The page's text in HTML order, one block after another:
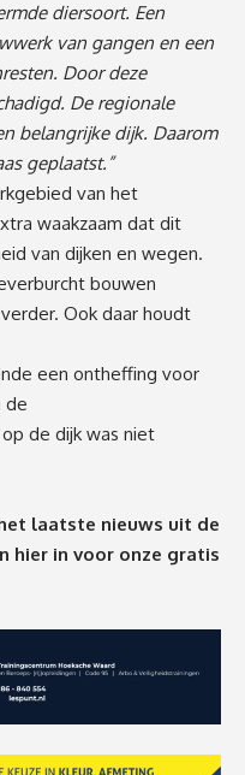
diersoort. Een
van gangen en een
Door deze
De regionale
belangrijke dijk. Daarom
geplaatst.”
van het
waakzaam dat dit
van dijken en wegen.
bouwen
Ook daar houdt
een ontheffing voor
de
de dijk was niet
laatste nieuws uit de
hier in voor onze gratis